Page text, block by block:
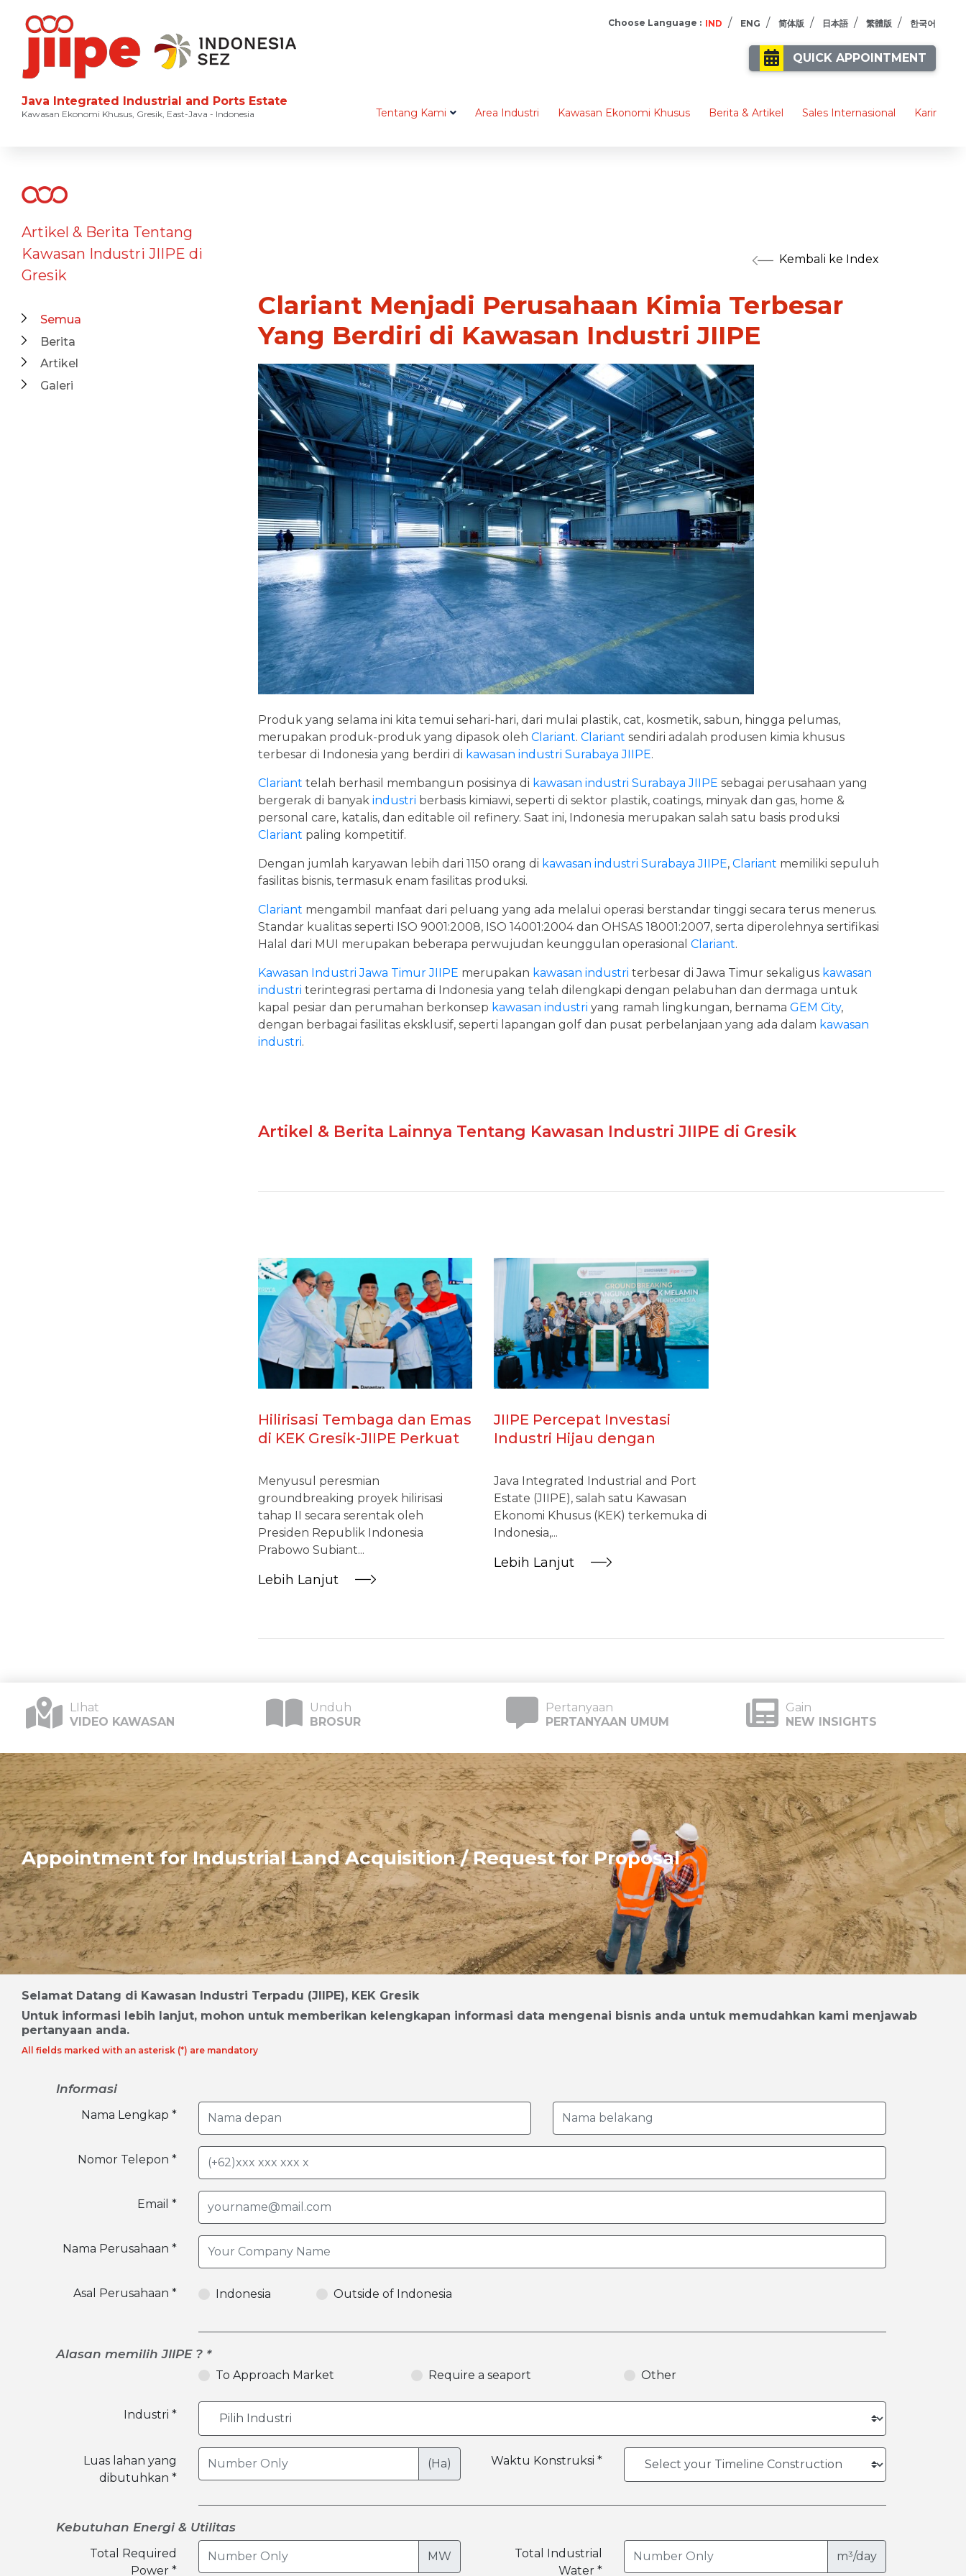
Choose Language : IND / ENG / 简体版 / 日本語 / 繁體版 / 한국어
QUICK APPOINTMENT
Java Integrated Industrial and Ports Estate
Kawasan Ekonomi Khusus, Gresik, East-Java - Indonesia Tentang Kami Area Industri Kawasan Ekonomi Khusus Berita & Artikel Sales Internasional Karir
Artikel & Berita Tentang
Kawasan Industri JIIPE di
Gresik
Semua
Berita
Artikel
Galeri
Kembali ke Index
Clariant Menjadi Perusahaan Kimia Terbesar
Yang Berdiri di Kawasan Industri JIIPE
Produk yang selama ini kita temui sehari-hari, dari mulai plastik, cat, kosmetik, sabun, hingga pelumas,
merupakan produk-produk yang dipasok oleh Clariant. Clariant sendiri adalah produsen kimia khusus
terbesar di Indonesia yang berdiri di kawasan industri Surabaya JIIPE.
Clariant telah berhasil membangun posisinya di kawasan industri Surabaya JIIPE sebagai perusahaan yang
bergerak di banyak industri berbasis kimiawi, seperti di sektor plastik, coatings, minyak dan gas, home &
personal care, katalis, dan editable oil refinery. Saat ini, Indonesia merupakan salah satu basis produksi
Clariant paling kompetitif.
Dengan jumlah karyawan lebih dari 1150 orang di kawasan industri Surabaya JIIPE, Clariant memiliki sepuluh
fasilitas bisnis, termasuk enam fasilitas produksi.
Clariant mengambil manfaat dari peluang yang ada melalui operasi berstandar tinggi secara terus menerus.
Standar kualitas seperti ISO 9001:2008, ISO 14001:2004 dan OHSAS 18001:2007, serta diperolehnya sertifikasi
Halal dari MUI merupakan beberapa perwujudan keunggulan operasional Clariant.
Kawasan Industri Jawa Timur JIIPE merupakan kawasan industri terbesar di Jawa Timur sekaligus kawasan
industri terintegrasi pertama di Indonesia yang telah dilengkapi dengan pelabuhan dan dermaga untuk
kapal pesiar dan perumahan berkonsep kawasan industri yang ramah lingkungan, bernama GEM City,
dengan berbagai fasilitas eksklusif, seperti lapangan golf dan pusat perbelanjaan yang ada dalam kawasan
industri.
Artikel & Berita Lainnya Tentang Kawasan Industri JIIPE di Gresik
Hilirisasi Tembaga dan Emas
di KEK Gresik-JIIPE Perkuat
Kelanjutan Program Hilirisasi
Nasional
Menyusul peresmian
groundbreaking proyek hilirisasi
tahap II secara serentak oleh
Presiden Republik Indonesia
Prabowo Subiant...
Lebih Lanjut
JIIPE Percepat Investasi
Industri Hijau dengan
US$600 Juta
Java Integrated Industrial and Port
Estate (JIIPE), salah satu Kawasan
Ekonomi Khusus (KEK) terkemuka di
Indonesia,...
Lebih Lanjut
LIhat
VIDEO KAWASAN
Unduh
BROSUR
Pertanyaan
PERTANYAAN UMUM
Gain
NEW INSIGHTS
Appointment for Industrial Land Acquisition / Request for Proposal
Selamat Datang di Kawasan Industri Terpadu (JIIPE), KEK Gresik
Untuk informasi lebih lanjut, mohon untuk memberikan kelengkapan informasi data mengenai bisnis anda untuk memudahkan kami menjawab
pertanyaan anda.
All fields marked with an asterisk (*) are mandatory
Informasi
Nama Lengkap *
Nomor Telepon *
Email *
Nama Perusahaan *
Asal Perusahaan * Indonesia Outside of Indonesia
Alasan memilih JIIPE ? *
To Approach Market Require a seaport Other
Industri *
Luas lahan yang
dibutuhkan *
(Ha) Waktu Konstruksi *
Kebutuhan Energi & Utilitas
Total Required
Power *
MW
Total Industrial
Water *
m³/day